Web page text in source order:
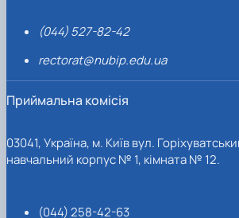
(044) 527-82-42
rectorat@nubip.edu.ua
Приймальна комісія
03041, Україна, м. Київ вул.
навчальний корпус № 1, кімната № 12.
(044) 258-42-63